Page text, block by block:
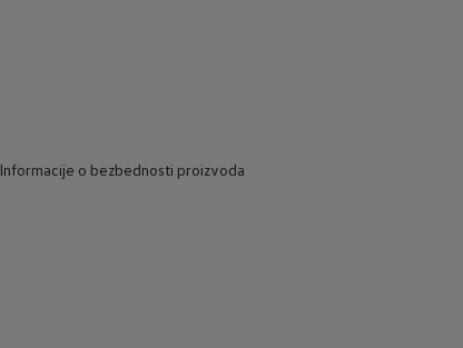
Informacije o bezbednosti proizvoda